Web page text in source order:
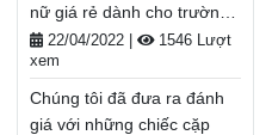
Balodep.shop|Chuyên Balo-
Túi xách–Vali đẹp.
FreeShip toàn quốc, Miễn
phí đổi trả hàng, thanh toán
tiền khi nhận hàng.
nữ giá rẻ dành cho trường
học- Balodep.shop
22/04/2022
1546 Lượt
xem
Chúng tôi đã đưa ra đánh
giá với những chiếc cặp